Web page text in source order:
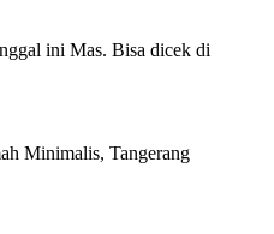
ini Mas. Bisa dicek di
Minimalis, Tangerang